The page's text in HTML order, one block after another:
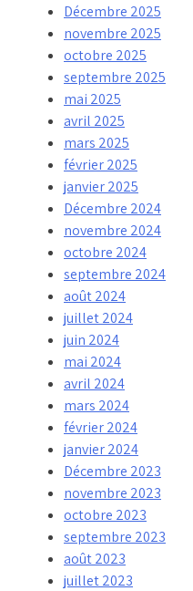
Décembre 2025
novembre 2025
octobre 2025
septembre 2025
mai 2025
avril 2025
mars 2025
février 2025
janvier 2025
Décembre 2024
novembre 2024
octobre 2024
septembre 2024
août 2024
juillet 2024
juin 2024
mai 2024
avril 2024
mars 2024
février 2024
janvier 2024
Décembre 2023
novembre 2023
octobre 2023
septembre 2023
août 2023
juillet 2023